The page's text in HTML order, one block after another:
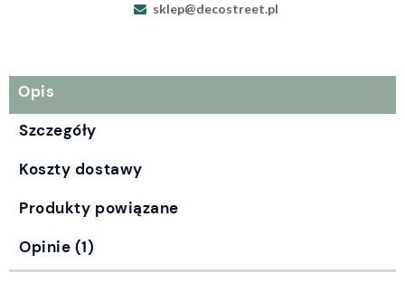
sklep@decostreet.pl
Opis
Szczegóły
Koszty dostawy
Produkty powiązane
Opinie (1)